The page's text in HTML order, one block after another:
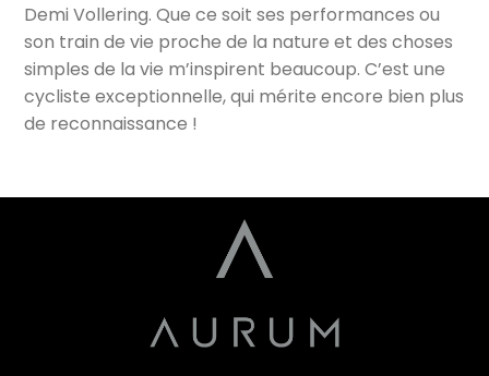
Demi Vollering. Que ce soit ses performances ou
son train de vie proche de la nature et des choses
simples de la vie m’inspirent beaucoup. C’est une
cycliste exceptionnelle, qui mérite encore bien plus
de reconnaissance !